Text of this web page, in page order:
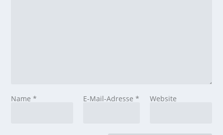
Name* E-Mail-Adresse * Website